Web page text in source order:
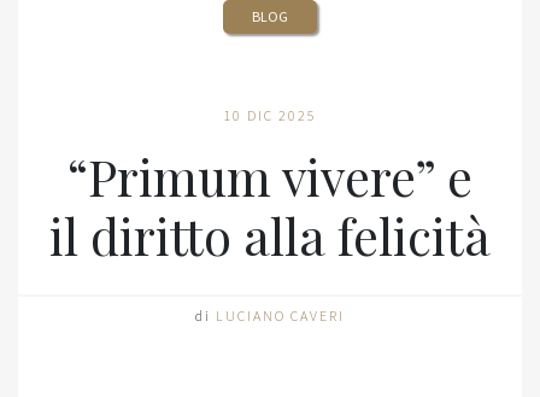
BLOG
10 DIC 2025
“Primum vivere” e
il diritto alla felicità
di LUCIANO CAVERI